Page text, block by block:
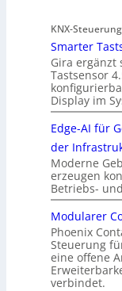
KNX-
Smarter
Gira ergänzt
Tastsensor
Display im
Edge-AI für
der
Moderne
erzeugen
Betriebs-
Modularer
Phoenix
Steuerung
eine offene
verbindet.